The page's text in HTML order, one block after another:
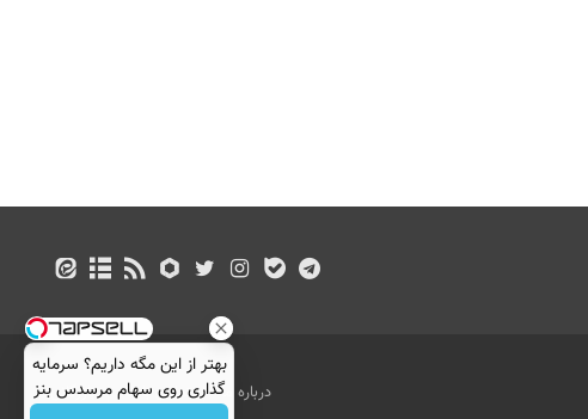
درباره ما تماس با ما
بازرگانی
بهتر از این مگه داریم؟ سرمایه
گذاری روی سهام مرسدس بنز